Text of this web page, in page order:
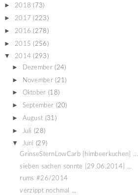
► 2018 (73)
► 2017 (223)
► 2016 (278)
► 2015 (256)
▼ 2014 (293)
► Dezember (24)
► November (21)
► Oktober (18)
► September (20)
► August (31)
► Juli (28)
▼ Juni (29)
GrinseSternLowCarb {himbeerkuchen} ...
sieben sachen sonnte {29.06.2014} ...
rums #26/2014
verzippt nochmal ...